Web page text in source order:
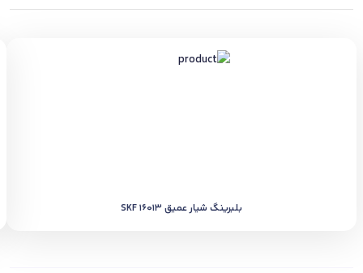
بلبرینگ شیار عمیق SKF 16013